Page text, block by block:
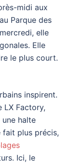
midi aux
Parque des
elle
Elle
le plus court.
inspirent.
LX Factory,
halte
fait plus précis,
Ici, le